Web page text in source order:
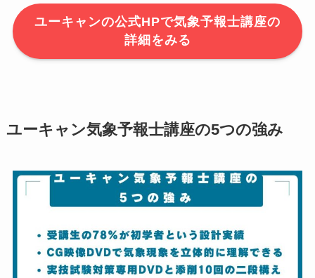
ユーキャンの公式HPで気象予報士講座の
詳細をみる
ユーキャン気象予報士講座の5つの強み